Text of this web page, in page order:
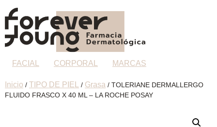
FACIAL CORPORAL MARCAS
Inicio / TIPO DE PIEL / Grasa / TOLERIANE DERMALLERGO
FLUIDO FRASCO X 40 ML – LA ROCHE POSAY